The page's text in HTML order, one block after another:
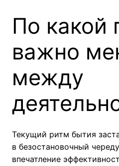
По какой
важно
между
Текущий ритм бытия
в безостановочный
впечатление